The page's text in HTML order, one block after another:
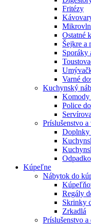
Fritézy
Ostatné
Šejkre a
Sporáky
Varné
Kuchynský
Komody
Police
Príslušenstvo
Doplnky
Kúpeľne
Nábytok do
Regály
Skrinky
Zrkadlá
Príslušenstvo